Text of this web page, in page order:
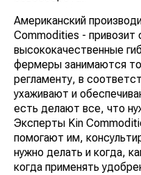
Американский
Commodities - привозит
высококачественные
фермеры занимаются
регламенту, в
ухаживают и
есть делают все, что
Эксперты Kin
помогают им,
нужно делать и когда,
когда применять